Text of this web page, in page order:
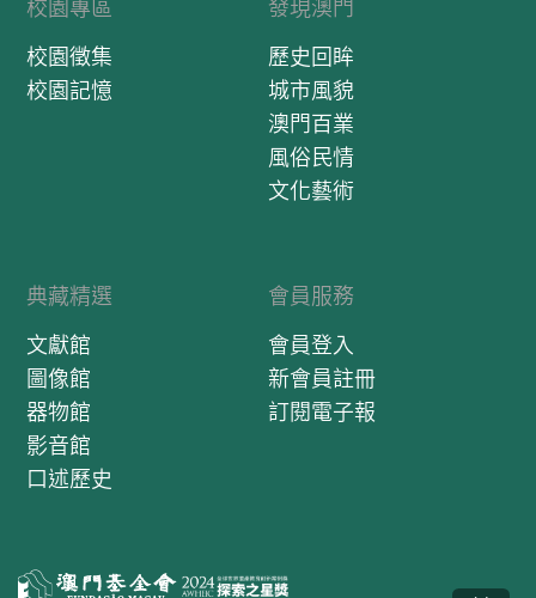
校園專區
校園徵集
校園記憶
發現澳門
歷史回眸
城市風貌
澳門百業
風俗民情
文化藝術
典藏精選
文獻館
圖像館
器物館
影音館
口述歷史
會員服務
會員登入
新會員註冊
訂閱電子報